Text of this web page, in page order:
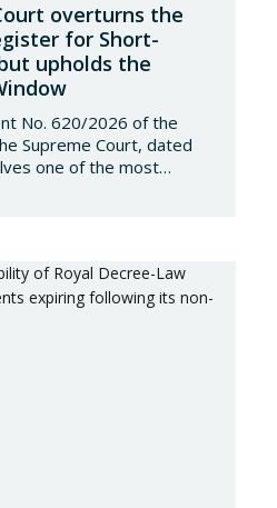
overturns the
for Short-
upholds the
No. 620/2026 of the
Supreme Court, dated
one of the most
Property. The dispute…